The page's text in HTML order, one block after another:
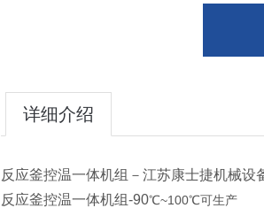
详细介绍
反应釜控温一体机组－江苏康士捷机械
反应釜控温一体机组-90℃~100℃可生产